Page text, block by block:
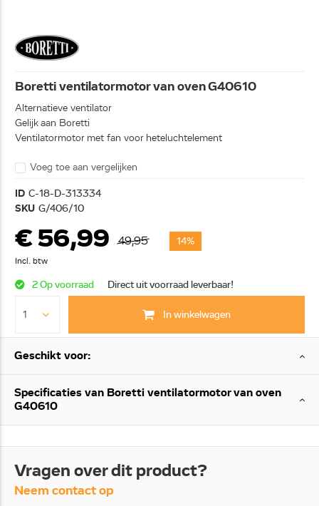
Boretti ventilatormotor van oven G40610
Alternatieve ventilator
Gelijk aan Boretti
Ventilatormotor met fan voor heteluchtelement
Voeg toe aan vergelijken
ID C-18-D-313334
SKU G/406/10
€ 56,99 49,95 14%
Incl. btw
2 Op voorraad Direct uit voorraad leverbaar!
In winkelwagen
Geschikt voor:
Specificaties van Boretti ventilatormotor van oven
G40610
Vragen over dit product?
Neem contact op